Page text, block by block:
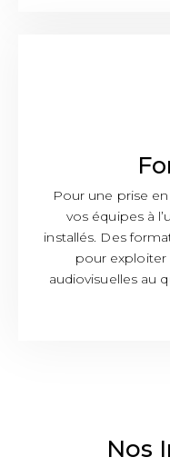
Pour une prise
vos équipes à
installés. Des
pour
audiovisuelles au
Nos